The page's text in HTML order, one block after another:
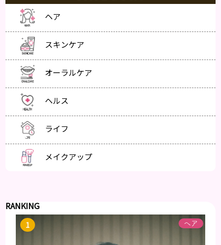
ヘア
スキンケア
オーラルケア
ヘルス
ライフ
メイクアップ
RANKING
ヘア